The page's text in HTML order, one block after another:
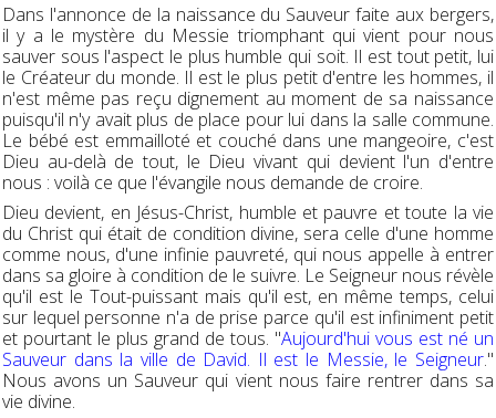
Dans l'annonce de la naissance du Sauveur faite aux bergers,
il y a le mystère du Messie triomphant qui vient pour nous
sauver sous l'aspect le plus humble qui soit. Il est tout petit, lui
le Créateur du monde. Il est le plus petit d'entre les hommes, il
n'est même pas reçu dignement au moment de sa naissance
puisqu'il n'y avait plus de place pour lui dans la salle commune.
Le bébé est emmailloté et couché dans une mangeoire, c'est
Dieu au-delà de tout, le Dieu vivant qui devient l'un d'entre
nous : voilà ce que l'évangile nous demande de croire.
Dieu devient, en Jésus-Christ, humble et pauvre et toute la vie
du Christ qui était de condition divine, sera celle d'une homme
comme nous, d'une infinie pauvreté, qui nous appelle à entrer
dans sa gloire à condition de le suivre. Le Seigneur nous révèle
qu'il est le Tout-puissant mais qu'il est, en même temps, celui
sur lequel personne n'a de prise parce qu'il est infiniment petit
et pourtant le plus grand de tous. "Aujourd'hui vous est né un
Sauveur dans la ville de David. Il est le Messie, le Seigneur."
Nous avons un Sauveur qui vient nous faire rentrer dans sa
vie divine.